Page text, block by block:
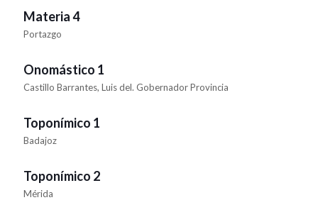
Materia 4
Portazgo
Onomástico 1
Castillo Barrantes, Luis del. Gobernador Provincia
Toponímico 1
Badajoz
Toponímico 2
Mérida